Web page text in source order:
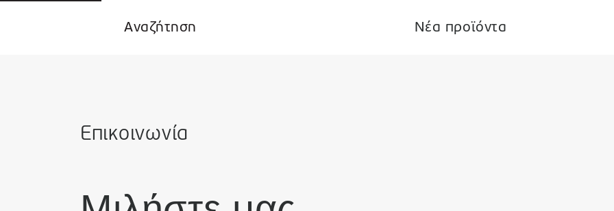
Νέα προϊόντα
Επικοινωνία